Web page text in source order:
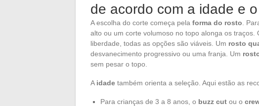
de acordo com a idade e
A escolha do corte começa pela forma do rosto .
alto ou um corte volumoso no topo alonga os traços.
liberdade, todas as opções são viáveis. Um rosto
desvanecimento progressivo ou uma franja. Um
sem pesar o topo.
A idade também orienta a seleção. Aqui estão as
Para crianças de 3 a 8 anos, o buzz cut ou o